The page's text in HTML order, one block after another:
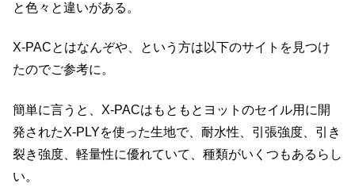
と色々と違いがある。
X-PACとはなんぞや、という方は以下のサイトを見つけ
たのでご参考に。
簡単に言うと、X-PACはもともとヨットのセイル用に開
発されたX-PLYを使った生地で、耐水性、引張強度、引き
裂き強度、軽量性に優れていて、種類がいくつもあるらし
い。